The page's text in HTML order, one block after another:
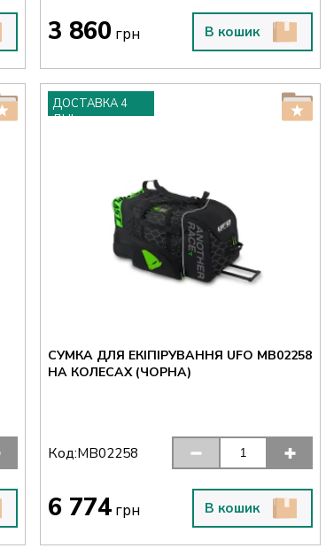
3 860 грн В кошик
ДОСТАВКА 4
ДНІ
СУМКА ДЛЯ ЕКІПІРУВАННЯ UFO MB02258
НА КОЛЕСАХ (ЧОРНА)
Код:MB02258
6 774 грн В кошик